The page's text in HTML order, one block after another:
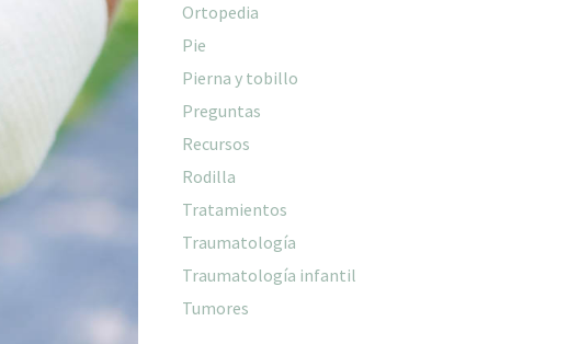
Ortopedia
Pie
Pierna y tobillo
Preguntas
Recursos
Rodilla
Tratamientos
Traumatología
Traumatología infantil
Tumores